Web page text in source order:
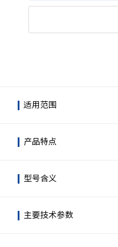
适用范围
产品特点
型号含义
主要技术参数